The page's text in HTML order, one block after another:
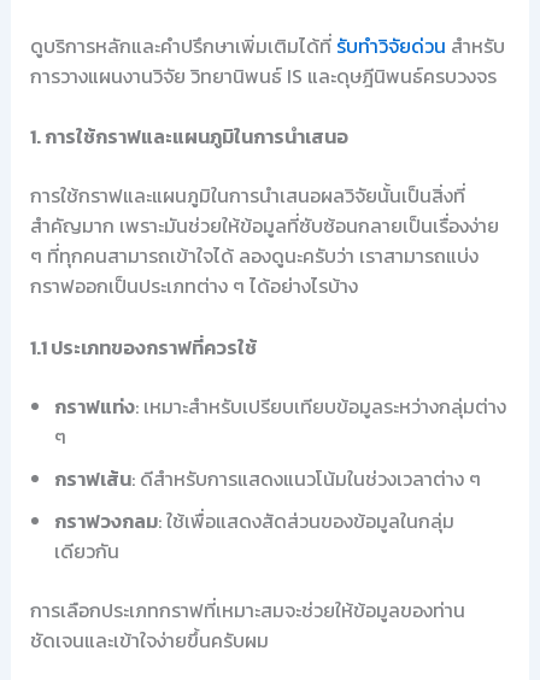
ดูบริการหลักและคำปรึกษาเพิ่มเติมได้ที่ รับทำวิจัยด่วน สำหรับ
การวางแผนงานวิจัย วิทยานิพนธ์ IS และดุษฎีนิพนธ์ครบวงจร
1. การใช้กราฟและแผนภูมิในการนำเสนอ
การใช้กราฟและแผนภูมิในการนำเสนอผลวิจัยนั้นเป็นสิ่งที่
สำคัญมาก เพราะมันช่วยให้ข้อมูลที่ซับซ้อนกลายเป็นเรื่องง่าย
ๆ ที่ทุกคนสามารถเข้าใจได้ ลองดูนะครับว่า เราสามารถแบ่ง
กราฟออกเป็นประเภทต่าง ๆ ได้อย่างไรบ้าง
1.1 ประเภทของกราฟที่ควรใช้
กราฟแท่ง: เหมาะสำหรับเปรียบเทียบข้อมูลระหว่างกลุ่มต่าง
ๆ
กราฟเส้น: ดีสำหรับการแสดงแนวโน้มในช่วงเวลาต่าง ๆ
กราฟวงกลม: ใช้เพื่อแสดงสัดส่วนของข้อมูลในกลุ่ม
เดียวกัน
การเลือกประเภทกราฟที่เหมาะสมจะช่วยให้ข้อมูลของท่าน
ชัดเจนและเข้าใจง่ายขึ้นครับผม